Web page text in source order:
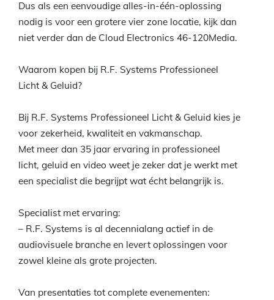
Dus als een eenvoudige alles-in-één-oplossing
nodig is voor een grotere vier zone locatie, kijk dan
niet verder dan de Cloud Electronics 46-120Media.
Waarom kopen bij R.F. Systems Professioneel
Licht & Geluid?
Bij R.F. Systems Professioneel Licht & Geluid kies je
voor zekerheid, kwaliteit en vakmanschap.
Met meer dan 35 jaar ervaring in professioneel
licht, geluid en video weet je zeker dat je werkt met
een specialist die begrijpt wat écht belangrijk is.
Specialist met ervaring:
– R.F. Systems is al decennialang actief in de
audiovisuele branche en levert oplossingen voor
zowel kleine als grote projecten.
Van presentaties tot complete evenementen: